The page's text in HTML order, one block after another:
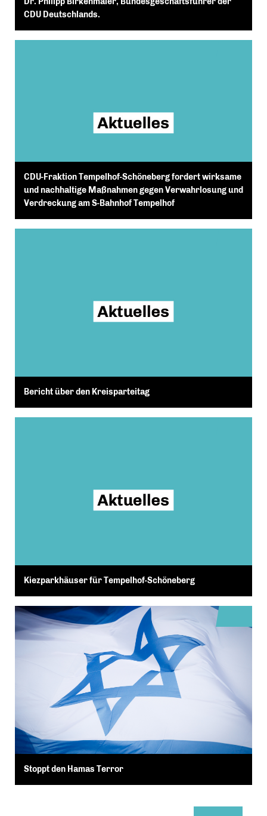
CDU Deutschlands.
CDU-Fraktion Tempelhof-Schöneberg fordert wirksame
und nachhaltige Maßnahmen gegen Verwahrlosung und
Verdreckung am S-Bahnhof Tempelhof
Bericht über den Kreisparteitag
Kiezparkhäuser für Tempelhof-Schöneberg
Stoppt den Hamas Terror